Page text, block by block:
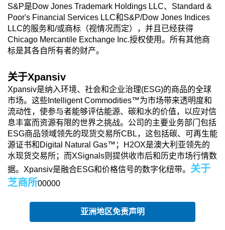
S&P是Dow Jones Trademark Holdings LLC、Standard &
Poor's Financial Services LLC和S&P/Dow Jones Indices
LLC的服务和/或商标（视情况而定），并且已经获得
Chicago Mercantile Exchange Inc.授权使用。所有其他商
标是其各自所有者的财产。
关于Xpansiv
Xpansiv是纳入环境、社会和企业治理(ESG)的商品的全球
市场。这些Intelligent Commodities™为市场带来透明度和
流动性，使参与者能够评估能源、碳和水的价值，以应对信
息丰富而资源有限的世界之挑战。公司的主要业务部门包括
ESG商品领域领先的现货交易所CBL，这包括碳、可再生能
源证书和Digital Natural Gas™；H2OX是澳大利亚领先的
水现货交易所；而XSignals则提供收市后和历史市场行情数
据。Xpansiv是融合ESG和价格信号的数字化纽带。 关于
芝商所00000
亚洲地区免责声明